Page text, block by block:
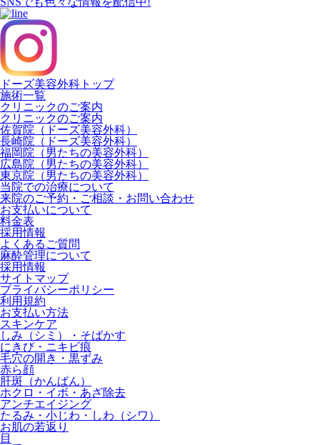
ドーズ美容外科トップ
施術一覧
クリニックのご案内
クリニックのご案内
佐賀院（ドーズ美容外科）
長崎院（ドーズ美容外科）
福岡院（男たちの美容外科）
広島院（男たちの美容外科）
東京院（男たちの美容外科）
当院での治療について
来院のご予約・ご相談・お問い合わせ
お支払いについて
料金表
採用情報
よくあるご質問
麻酔管理について
採用情報
サイトマップ
プライバシーポリシー
利用規約
お支払い方法
スキンケア
しみ（シミ）・そばかす
にきび・ニキビ痕
毛穴の開き・黒ずみ
赤ら顔
肝斑（かんぱん）
ホクロ・イボ・あざ除去
アンチエイジング
たるみ・小じわ・しわ（シワ）
お肌の若返り
目